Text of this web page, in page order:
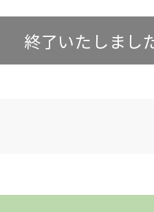
終了いたしまし